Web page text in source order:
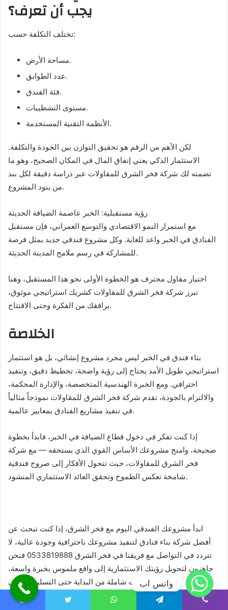
يجب أن تعرف؟
تختلف التكلفة حسب:
مساحة الأرض.
عدد الطوابق.
فئة الفندق.
مستوى التشطيبات.
الأنظمة التقنية المستخدمة.
لكن الأهم من الرقم هو تحقيق التوازن بين الجودة والتكلفة.
الاستثمار الذكي يعني إنفاق المال في المكان الصحيح، وهو ما
تضمنه لك شركة فخر الشرق للمقاولات عبر دراسة دقيقة لكل بند
من بنود المشروع.
رؤية مستقبلية: الخبر عاصمة الضيافة الحديثة
مع استمرار النمو الاقتصادي والتوسع العمراني، فإن مستقبل
الفنادق في الخبر واعد للغاية. وكل مشروع فندقي جديد يمثل فرصة
للمشاركة في رسم ملامح المدينة الحديثة.
اختيار مقاول محترف هو الخطوة الأولى نحو هذا المستقبل، وهنا
تبرز شركة فخر الشرق للمقاولات كشريك استراتيجي موثوق،
يرافقك من الفكرة وحتى الافتتاح.
الخلاصة
بناء فندق في الخبر ليس مجرد مشروع إنشائي، بل هو استثمار
استراتيجي طويل الأمد يحتاج إلى رؤية واضحة، تخطيط دقيق، وتنفيذ
احترافي. ومع الخبرة الهندسية المتخصصة، والإدارة المحكمة،
والالتزام بالجودة، تقدم شركة فخر الشرق للمقاولات نموذجاً مثالياً
في تنفيذ مشاريع الفنادق بمعايير عالمية.
إذا كنت تفكر في دخول قطاع الضيافة في الخبر، فابدأ بخطوة
صحيحة، وامنح مشروعك الأساس القوي الذي يستحقه — مع شركة
فخر الشرق للمقاولات، حيث تتحول الأفكار إلى صروح فندقية
شامخة تعكس الطموح وتحقق العائد الاستثماري المنشود.
ابدأ مشروعك الفندقي اليوم مع فخر الشرق، إذا كنت تبحث عن
أفضل شركة بناء فنادق لتنفيذ مشروعك باحترافية وجودة عالية، لا
تتردد في التواصل مع فريقنا في فخر الشرق 0533819888 فنحن
جاهزون لتحويل رؤيتك الاستثمارية إلى واقع ملموس بخبرة واسعة،
مع خدمات شاملة من البداية حتى التسليم النهائي.
واتس اب